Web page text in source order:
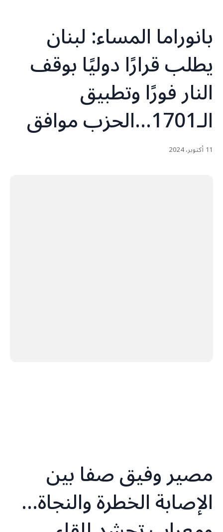
بانوراما المساء: لبنان
يطلب قرارًا دوليًا بوقف
النار فورًا وتطبيق
الـ1701…الحزب موافق‏
11 أكتوبر، 2024
مصير وفيق صفا بين
الإصابة الخطرة والنجاة…